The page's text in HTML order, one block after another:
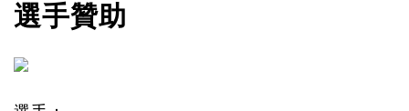
選手贊助